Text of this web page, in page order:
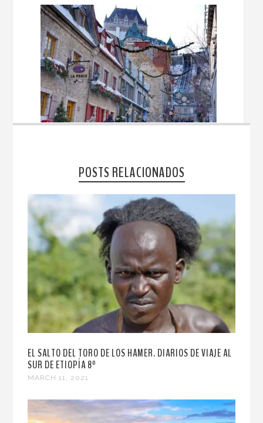
POSTS RELACIONADOS
EL SALTO DEL TORO DE LOS HAMER. DIARIOS DE VIAJE AL
SUR DE ETIOPÍA 8º
MARCH 11, 2021